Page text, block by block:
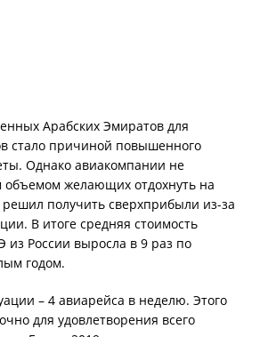
Арабских Эмиратов для
стало причиной повышенного
Однако авиакомпании не
объемом желающих отдохнуть на
получить сверхприбыли из-за
В итоге средняя стоимость
из России выросла в 9 раз по
годом.
– 4 авиарейса в неделю. Этого
для удовлетворения всего